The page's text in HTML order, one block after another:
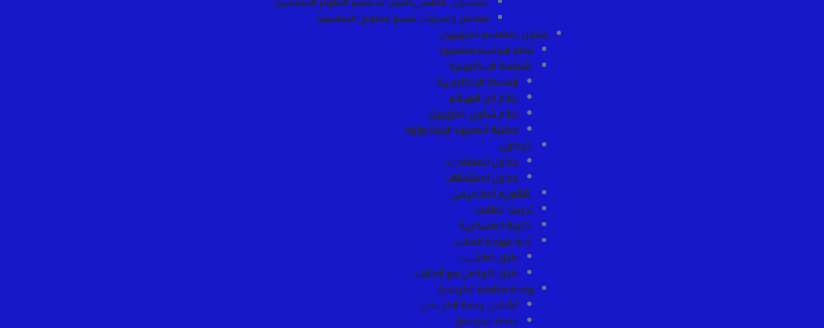
معامل ومدرجات قسم العلوم الاساسية
شئون الطلاب والخريجيين
نظام الدراسة بالمعهد
الأنظمة الإلكترونية
المنصة الإلكترونية
نظام ابن الهيقم
نظام شئون الخريجين
مكتبة المعهد الإلكترونية
الجداول
جداول المحاضرات
جداول الامتحانات
التقويم الاكاديمي
تدريب الطلاب
التربية العسكرية
أدلة مهمة للطلاب
دليل الطالــــب
دليل التواصل مع الطالب
وحدة متابعة الخريجين
تشكيل وحدة الخريجين
لائحة الخريجين